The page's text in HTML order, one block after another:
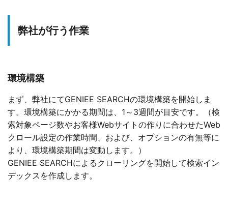
弊社が行う作業
環境構築
まず、弊社にてGENIEE SEARCHの環境構築を開始しま
す。環境構築にかかる期間は、1～3週間が目安です。（検
索対象ページ数やお客様Webサイトの作りに合わせたWeb
クロール設定の作業時間、および、オプションの有無等に
より、環境構築期間は変動します。）
GENIEE SEARCHによるクローリングを開始して検索イン
デックスを作成します。